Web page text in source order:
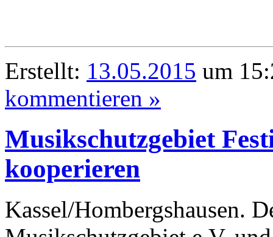
Erstellt: 13.05.2015 um
kommentieren »
Musikschutzgebiet
kooperieren
Kassel/Hombergshausen.